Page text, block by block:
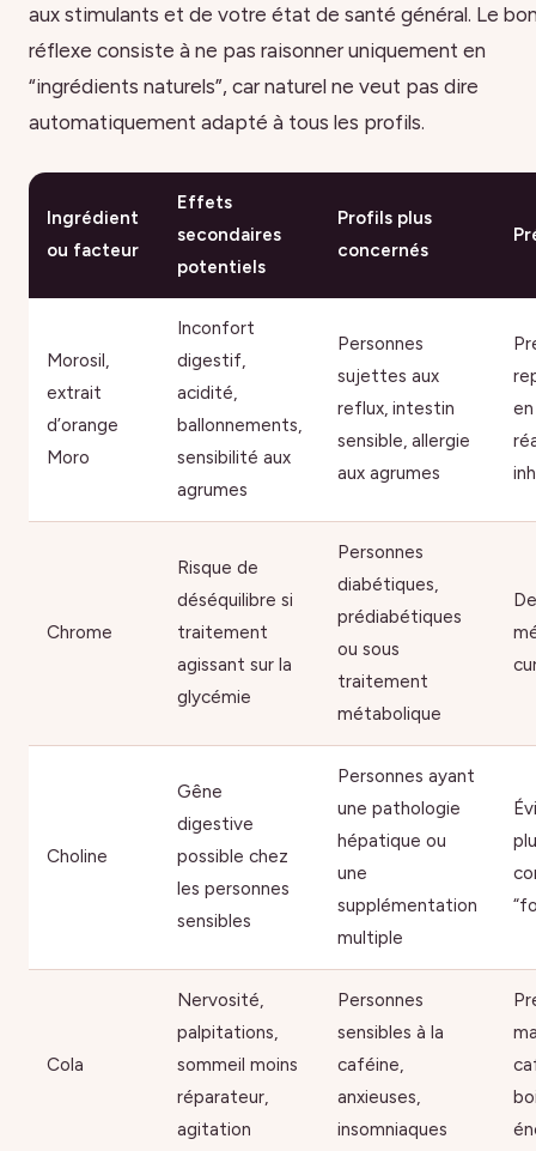
aux stimulants et de votre état de santé général. Le
réflexe consiste à ne pas raisonner uniquement en
“ingrédients naturels”, car naturel ne veut pas dire
automatiquement adapté à tous les profils.
Ingrédient
ou facteur
Effets
secondaires
potentiels
Profils plus
concernés
Morosil,
extrait
d’orange
Moro
Inconfort
digestif,
acidité,
ballonnements,
sensibilité aux
agrumes
Personnes
sujettes aux
reflux, intestin
sensible, allergie
aux agrumes
Chrome
Risque de
déséquilibre si
traitement
agissant sur la
glycémie
Personnes
diabétiques,
prédiabétiques
ou sous
traitement
métabolique
Choline
Gêne
digestive
possible chez
les personnes
sensibles
Personnes ayant
une pathologie
hépatique ou
une
supplémentation
multiple
Cola
Nervosité,
palpitations,
sommeil moins
réparateur,
agitation
Personnes
sensibles à la
caféine,
anxieuses,
insomniaques